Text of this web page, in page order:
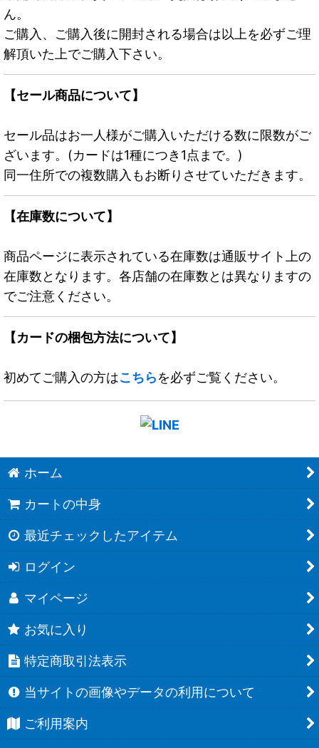
ん。
ご購入、ご購入後に開封される場合は以上を必ずご理
解頂いた上でご購入下さい。
【セール商品について】
セール品はお一人様がご購入いただける数に限数がご
ざいます。(カードは1種につき1点まで。)
同一住所での複数購入もお断りさせていただきます。
【在庫数について】
商品ページに表示されている在庫数は通販サイト上の
在庫数となります。各店舗の在庫数とは異なりますの
でご注意ください。
【カードの梱包方法について】
初めてご購入の方はこちらを必ずご覧ください。
ホーム
カートの中身
最近チェックしたアイテム
ログイン
マイページ
お気に入り
特定商取引法表示
当サイトの画像やデータの利用について
ご利用案内